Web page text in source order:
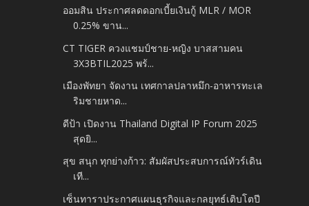
ออมสิน ประกาศลดดอกเบี้ยเงินกู้ MLR / MOR
0.25% ขาน...
CT TIGER ควงแชมป์ชาย-หญิง บาสสามคน
3X3BTIL2025 พร้...
เมืองพัทยา จัดงาน เทศกาลปลาหมึก-อาหารทะเล
ริมชายหาด...
ดีป้า เปิดงาน Thailand Digital IP Forum 2025
สุดยิ...
สุข สนุก ทุกย่างก้าว: สัมผัสประสบการณ์ทัวร์เดิน
เที...
เซ็นทาราประกาศแผนธุรกิจและกลยุทธ์เติบโตปี